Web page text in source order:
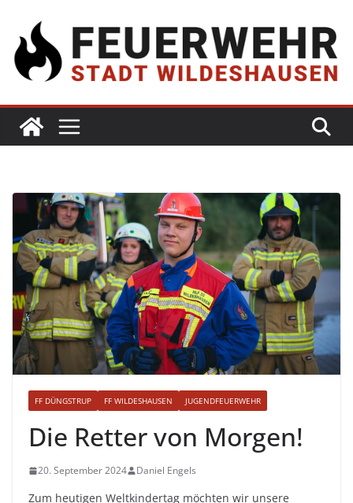
FF DÜNGSTRUP FF WILDESHAUSEN JUGENDFEUERWEHR
Die Retter von Morgen!
20. September 2024 Daniel Engels
Zum heutigen Weltkindertag möchten wir unsere